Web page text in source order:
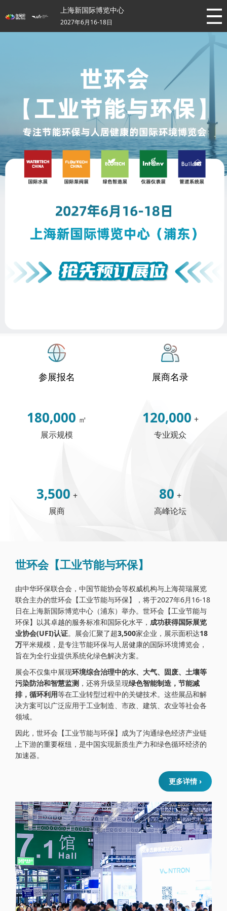
上海新国际博览中心
2027年6月16-18日
参展报名 展商名录
180,000 ㎡
展示规模
120,000 +
专业观众
3,500 +
展商
80 +
高峰论坛
世环会【工业节能与环保】
由中华环保联合会，中国节能协会等权威机构与上海荷瑞展览
联合主办的世环会【工业节能与环保】，将于2027年6月16-18
日在上海新国际博览中心（浦东）举办。世环会【工业节能与
环保】以其卓越的服务标准和国际化水平， 成功获得国际展览
业协会(UFI)认证。展会汇聚了超3,500家企业，展示面积达18
万平米规模，是专注节能环保与人居健康的国际环境博览会，
旨在为全行业提供系统化绿色解决方案。
展会不仅集中展现环境综合治理中的水、大气、固废、土壤等
污染防治和智慧监测 ，还将升级呈现绿色智能制造，节能减
排，循环利用等在工业转型过程中的关键技术。这些展品和解
决方案可以广泛应用于工业制造、市政、建筑、农业等社会各
领域。
因此，世环会【工业节能与环保】成为了沟通绿色经济产业链
上下游的重要枢纽，是中国实现新质生产力和绿色循环经济的
加速器。
更多详情 ›